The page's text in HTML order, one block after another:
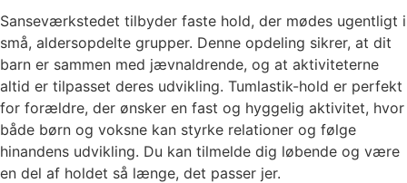
Sanseværkstedet tilbyder faste hold, der mødes ugentligt i
små, aldersopdelte grupper. Denne opdeling sikrer, at dit
barn er sammen med jævnaldrende, og at aktiviteterne
altid er tilpasset deres udvikling. Tumlastik-hold er perfekt
for forældre, der ønsker en fast og hyggelig aktivitet, hvor
både børn og voksne kan styrke relationer og følge
hinandens udvikling. Du kan tilmelde dig løbende og være
en del af holdet så længe, det passer jer.